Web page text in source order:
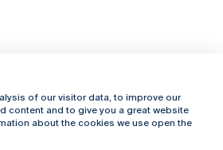
Campus Online
Webmail
of our visitor data, to improve our
content and to give you a great website
about the cookies we use open the